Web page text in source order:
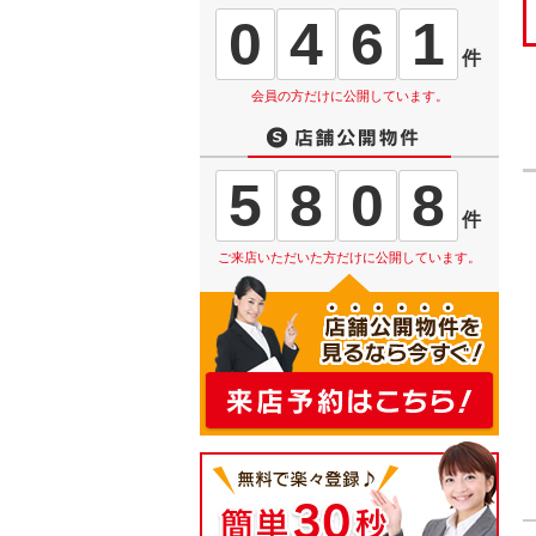
0 4 6 1 件
会員の方だけに公開しています。
5 8 0 8 件
ご来店いただいた方だけに公開しています。